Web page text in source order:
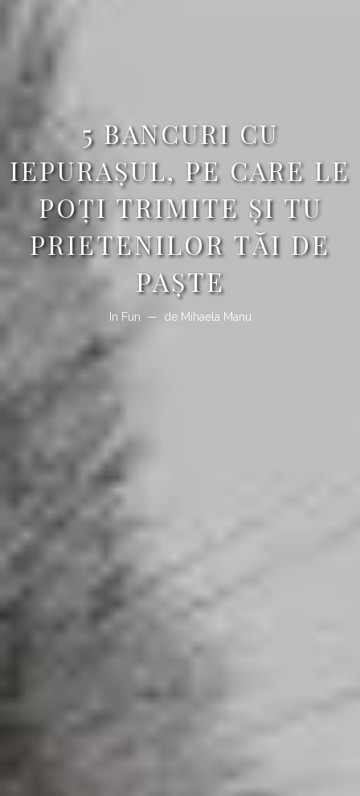
5 BANCURI CU
IEPURAŞUL, PE CARE LE
POŢI TRIMITE ŞI TU
PRIETENILOR TĂI DE
PAŞTE
In Fun de Mihaela Manu